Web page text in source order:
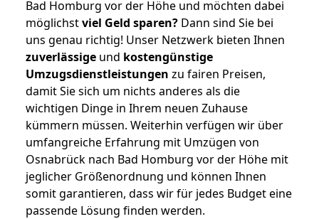
Bad Homburg vor der Höhe und möchten dabei
möglichstviel Geld sparen? Dann sind Sie bei
uns genau richtig! Unser Netzwerk bieten Ihnen
zuverlässige und kostengünstige
Umzugsdienstleistungen zu fairen Preisen,
damit Sie sich um nichts anderes als die
wichtigen Dinge in Ihrem neuen Zuhause
kümmern müssen. Weiterhin verfügen wir über
umfangreiche Erfahrung mit Umzügen von
Osnabrück nach Bad Homburg vor der Höhe mit
jeglicher Größenordnung und können Ihnen
somit garantieren, dass wir für jedes Budget eine
passende Lösung finden werden.